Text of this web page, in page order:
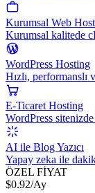
Kurumsal Web
Kurumsal kalitede
WordPress Hosting
Hızlı,
E-Ticaret Hosting
WordPress
AI ile Blog Yazıcı
Yapay zeka ile
ÖZEL FİYAT
$0.92/Ay